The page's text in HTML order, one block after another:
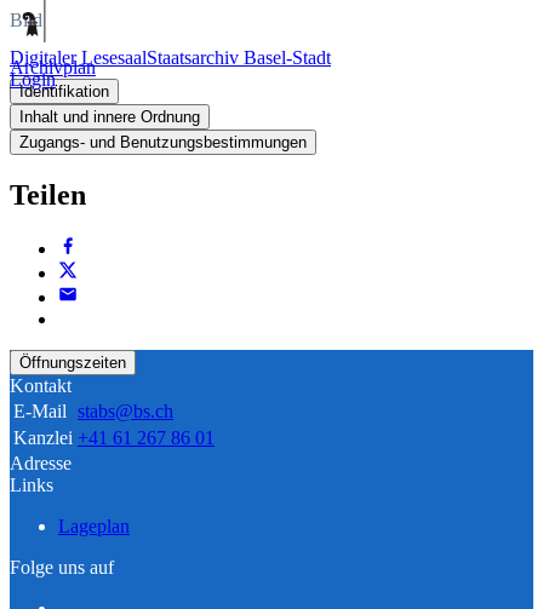
Digitaler LesesaalStaatsarchiv Basel-Stadt
Login
Bild
Archivplan
Identifikation
Inhalt und innere Ordnung
Zugangs- und Benutzungsbestimmungen
Teilen
Öffnungszeiten
Kontakt
E-Mail stabs@bs.ch
Kanzlei +41 61 267 86 01
Adresse
Links
Lageplan
Folge uns auf